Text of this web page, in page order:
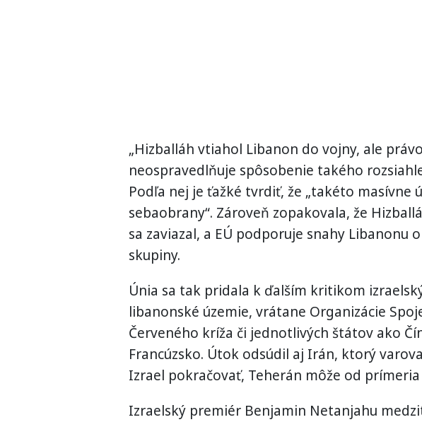
„Hizballáh vtiahol Libanon do vojny, ale
neospravedlňuje spôsobenie takého
Podľa nej je ťažké tvrdiť, že „takéto masívne
sebaobrany“. Zároveň zopakovala, že
sa zaviazal, a EÚ podporuje snahy Libanonu
skupiny.
Únia sa tak pridala k ďalším kritikom
libanonské územie, vrátane Organizácie
Červeného kríža či jednotlivých štátov ako
Francúzsko. Útok odsúdil aj Irán, ktorý
Izrael pokračovať, Teherán môže od
Izraelský premiér Benjamin Netanjahu